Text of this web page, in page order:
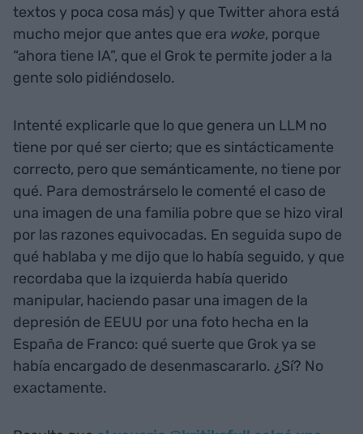
textos y poca cosa más) y que Twitter ahora está
mucho mejor que antes que era woke, porque
“ahora tiene IA”, que el Grok te permite joder a la
gente solo pidiéndoselo.
Intenté explicarle que lo que genera un LLM no
tiene por qué ser cierto; que es sintácticamente
correcto, pero que semánticamente, no tiene por
qué. Para demostrárselo le comenté el caso de
una imagen de una familia pobre que se hizo viral
por las razones equivocadas. En seguida supo de
qué hablaba y me dijo que lo había seguido, y que
recordaba que la izquierda había querido
manipular, haciendo pasar una imagen de la
depresión de EEUU por una foto hecha en la
España de Franco: qué suerte que Grok ya se
había encargado de desenmascararlo. ¿Sí? No
exactamente.